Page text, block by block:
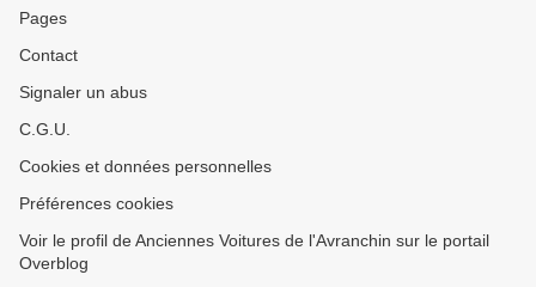
Pages
Contact
Signaler un abus
C.G.U.
Cookies et données personnelles
Préférences cookies
Voir le profil de Anciennes Voitures de l'Avranchin sur le portail
Overblog